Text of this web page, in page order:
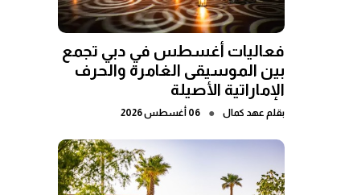
فعاليات أغسطس في دبي تجمع
بين الموسيقى الغامرة والحرف
الإماراتية الأصيلة
بقلم عهد كمال ● 06 أغسطس 2026